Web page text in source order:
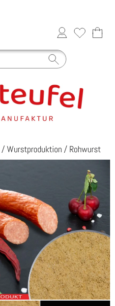
/Wurstproduktion / Rohwurst